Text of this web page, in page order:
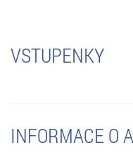
VSTUPENKY
INFORMACE O